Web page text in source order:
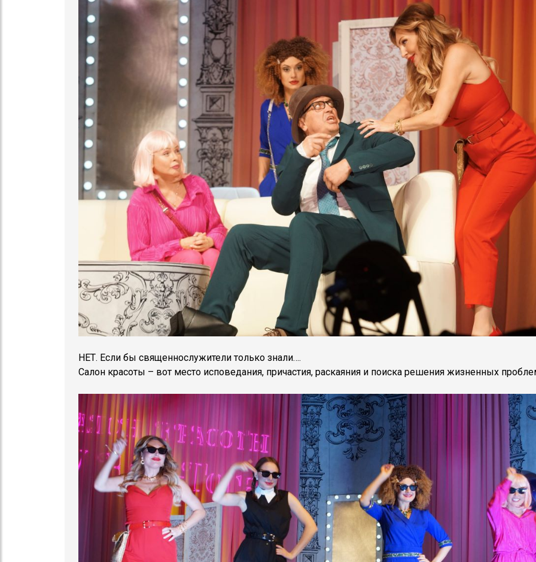
НЕТ. Если бы священнослужители только знали….
Салон красоты – вот место исповедания, причастия, раскаяния и поиска решения жизненных